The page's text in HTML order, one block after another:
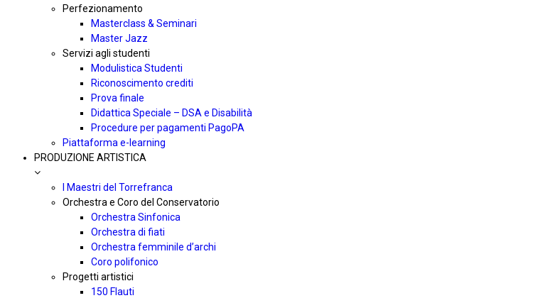
Perfezionamento
Masterclass & Seminari
Master Jazz
Servizi agli studenti
Modulistica Studenti
Riconoscimento crediti
Prova finale
Didattica Speciale – DSA e Disabilità
Procedure per pagamenti PagoPA
Piattaforma e-learning
PRODUZIONE ARTISTICA
I Maestri del Torrefranca
Orchestra e Coro del Conservatorio
Orchestra Sinfonica
Orchestra di fiati
Orchestra femminile d’archi
Coro polifonico
Progetti artistici
150 Flauti